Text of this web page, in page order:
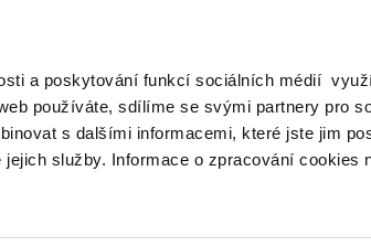
a poskytování funkcí sociálních médií
používáte, sdílíme se svými partnery pro
s dalšími informacemi, které jste jim
služby. Informace o zpracování cookies
Vyhledat
submenu
submenu